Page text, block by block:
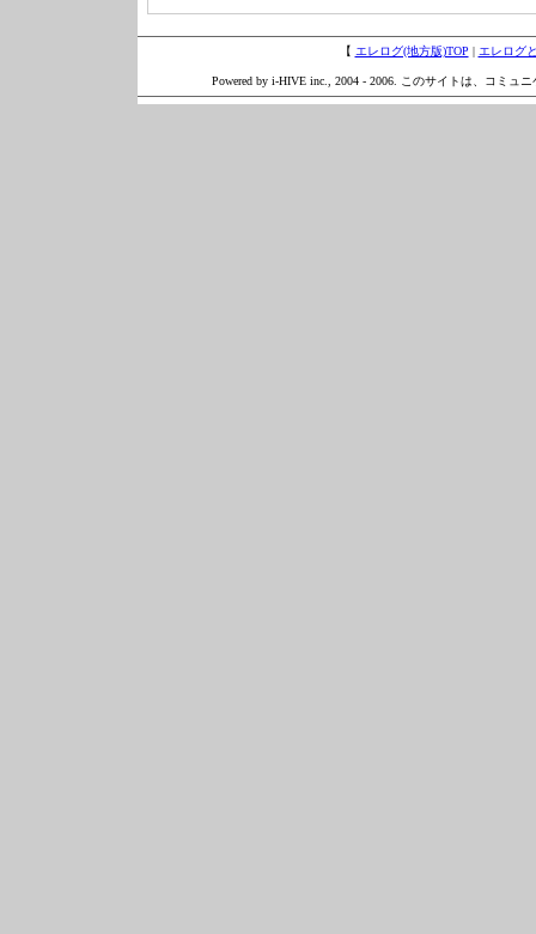
【 エレログ(地方版)TOP | エレログ
Powered by i-HIVE inc., 2004 - 2006. このサイトは、コミュ